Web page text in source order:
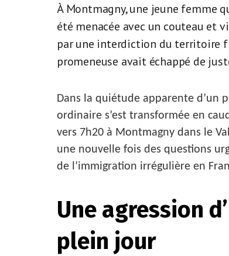
À Montmagny, une jeune femme
été menacée avec un couteau et
par une interdiction du territoire
promeneuse avait échappé de
Dans la quiétude apparente d’un
ordinaire s’est transformée en
vers 7h20 à Montmagny dans le
une nouvelle fois des questions
de l’immigration irrégulière en
Une agression
plein jour